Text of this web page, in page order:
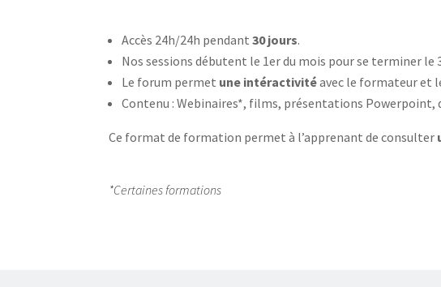
Accès 24h/24h pendant 30 jours.
Nos sessions débutent le 1er du mois pour se terminer le
Le forum permet une intéractivitéavec le formateur et
Contenu : Webinaires*, films, présentations Powerpoint,
Ce format de formation permet à l’apprenant de consulter
*Certaines formations